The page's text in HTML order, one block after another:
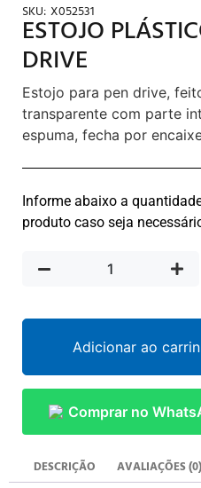
SKU: X052531
ESTOJO
DRIVE
Estojo para pen drive,
transparente com parte
espuma, fecha por
Informe abaixo a
produto caso seja
Adicionar ao
Comprar no
DESCRIÇÃO AVALIAÇÕES (0)